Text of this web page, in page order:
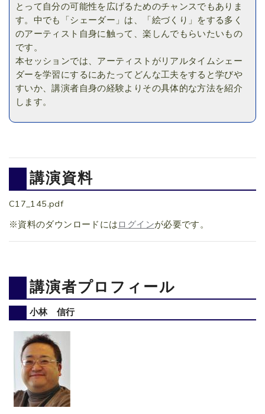
とって自分の可能性を広げるためのチャンスでもありま
す。中でも「シェーダー」は、「絵づくり」をする多く
のアーティスト自身に触って、楽しんでもらいたいもの
です。
本セッションでは、アーティストがリアルタイムシェー
ダーを学習にするにあたってどんな工夫をすると学びや
すいか、講演者自身の経験よりその具体的な方法を紹介
します。
講演資料
C17_145.pdf
※資料のダウンロードには ログインが必要です。
講演者プロフィール
小林 信行